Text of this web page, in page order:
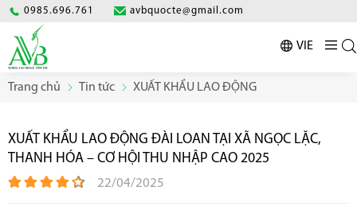
0985.696.761 avbquocte@gmail.com
VIE
Trang chủ Tin tức XUẤT KHẨU LAO ĐỘNG
XUẤT KHẨU LAO ĐỘNG ĐÀI LOAN TẠI XÃ NGỌC LẶC,
THANH HÓA – CƠ HỘI THU NHẬP CAO 2025
22/04/2025